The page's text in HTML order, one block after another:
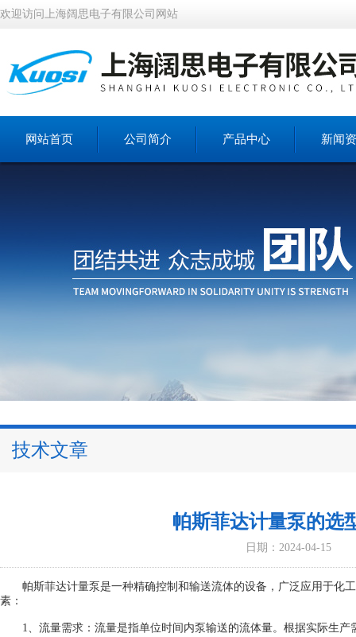
欢迎访问上海阔思电子有限公司网站
网站首页 公司简介 产品中心 新闻
技术文章
帕斯菲达计量泵的选
日期：2024-04-15
帕斯菲达计量泵是一种精确控制和输送流体的设备，广泛应用于化
素：
1、流量需求：流量是指单位时间内泵输送的流体量。根据实际生产